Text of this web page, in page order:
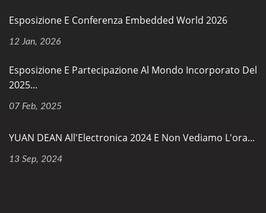
Esposizione E Conferenza Embedded World 2026
12 Jan, 2026
Esposizione E Partecipazione Al Mondo Incorporato Del
2025...
07 Feb, 2025
YUAN DEAN All'Electronica 2024 E Non Vediamo L'ora...
13 Sep, 2024